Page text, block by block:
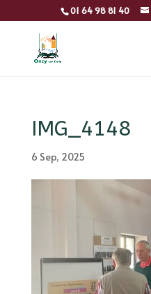
01 64 98 81 40
IMG_4148
6 Sep, 2025